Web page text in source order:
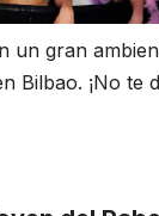
un gran
Bilbao. ¡No te